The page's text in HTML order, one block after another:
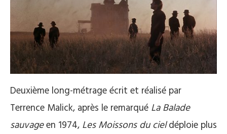
Deuxième long-métrage écrit et réalisé par
Terrence Malick, après le remarqué La Balade
sauvageen 1974, Les Moissons du cieldéploie plus